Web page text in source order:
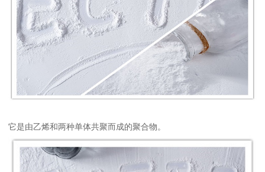
它是由乙烯和两种单体共聚而成的聚合物。